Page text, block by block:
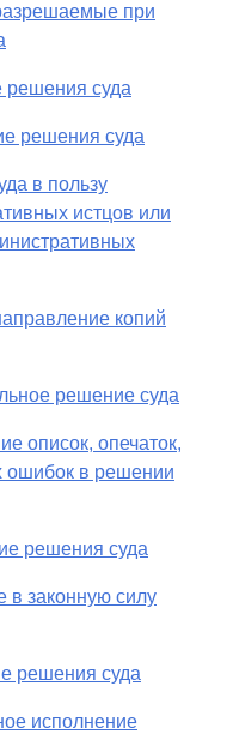
при
решения суда
решения суда
в пользу
истцов или
копий
решение суда
описок, опечаток,
ошибок в решении
решения суда
в законную силу
решения суда
исполнение